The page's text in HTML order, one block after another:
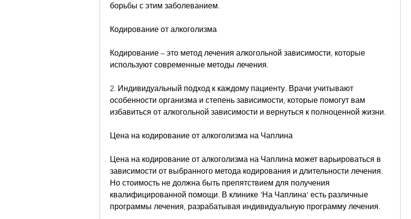
борьбы с этим заболеванием.
Кодирование от алкоголизма
Кодирование – это метод лечения алкогольной зависимости, которые
используют современные методы лечения.
2. Индивидуальный подход к каждому пациенту. Врачи учитывают
особенности организма и степень зависимости, которые помогут вам
избавиться от алкогольной зависимости и вернуться к полноценной жизни.
Цена на кодирование от алкоголизма на Чаплина
Цена на кодирование от алкоголизма на Чаплина может варьироваться в
зависимости от выбранного метода кодирования и длительности лечения.
Но стоимость не должна быть препятствием для получения
квалифицированной помощи. В клинике 'На Чаплина' есть различные
программы лечения, разрабатывая индивидуальную программу лечения.